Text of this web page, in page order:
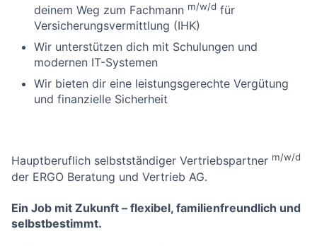
deinem Weg zum Fachmann m/w/d für
Versicherungsvermittlung (IHK)
Wir unterstützen dich mit Schulungen und
modernen IT-Systemen
Wir bieten dir eine leistungsgerechte Vergütung
und finanzielle Sicherheit
Hauptberuflich selbstständiger Vertriebspartner m/w/d
der ERGO Beratung und Vertrieb AG.
Ein Job mit Zukunft – flexibel, familienfreundlich und
selbstbestimmt.